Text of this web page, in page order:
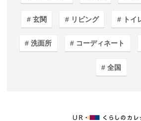
玄関 リビング トイ
洗面所 コーディネート
全国